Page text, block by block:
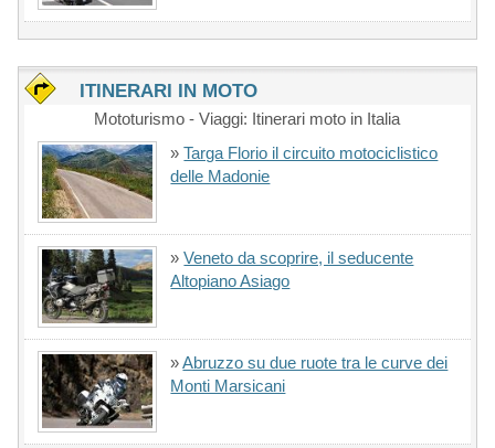
ITINERARI IN MOTO
Mototurismo - Viaggi: Itinerari moto in Italia
»Targa Florio il circuito motociclistico
delle Madonie
»Veneto da scoprire, il seducente
Altopiano Asiago
»Abruzzo su due ruote tra le curve dei
Monti Marsicani